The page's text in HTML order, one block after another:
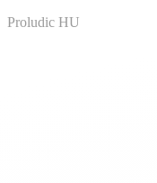
Proludic HU